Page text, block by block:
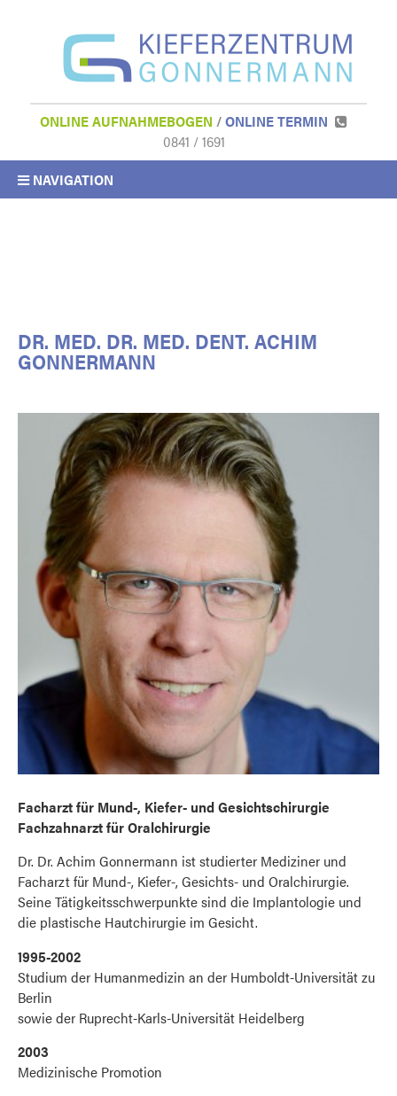
ONLINE AUFNAHMEBOGEN /ONLINE TERMIN
0841 / 1691
NAVIGATION
DR. MED. DR. MED. DENT. ACHIM
GONNERMANN
Facharzt für Mund-, Kiefer- und Gesichtschirurgie
Fachzahnarzt für Oralchirurgie
Dr. Dr. Achim Gonnermann ist studierter Mediziner und
Facharzt für Mund-, Kiefer-, Gesichts- und Oralchirurgie.
Seine Tätigkeitsschwerpunkte sind die Implantologie und
die plastische Hautchirurgie im Gesicht.
1995-2002
Studium der Humanmedizin an der Humboldt-Universität zu
Berlin
sowie der Ruprecht-Karls-Universität Heidelberg
2003
Medizinische Promotion